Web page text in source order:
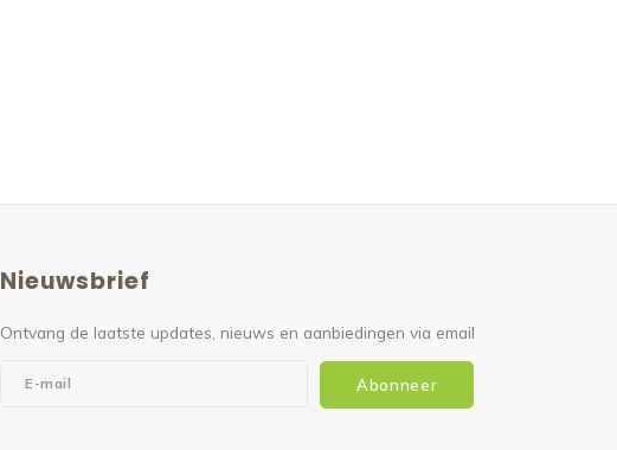
Nieuwsbrief
Ontvang de laatste updates, nieuws en aanbiedingen via email
Abonneer